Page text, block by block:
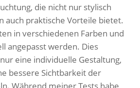
die nicht nur stylisch
auch praktische Vorteile bietet.
in verschiedenen Farben und
angepasst werden. Dies
eine individuelle Gestaltung,
bessere Sichtbarkeit der